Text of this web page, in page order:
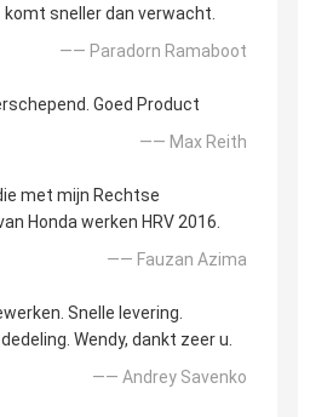
komt sneller dan verwacht.
—— Paradorn Ramaboot
Goed Product
—— Max Reith
met mijn Rechtse
Honda werken HRV 2016.
—— Fauzan Azima
Snelle levering.
Wendy, dankt zeer u.
—— Andrey Savenko